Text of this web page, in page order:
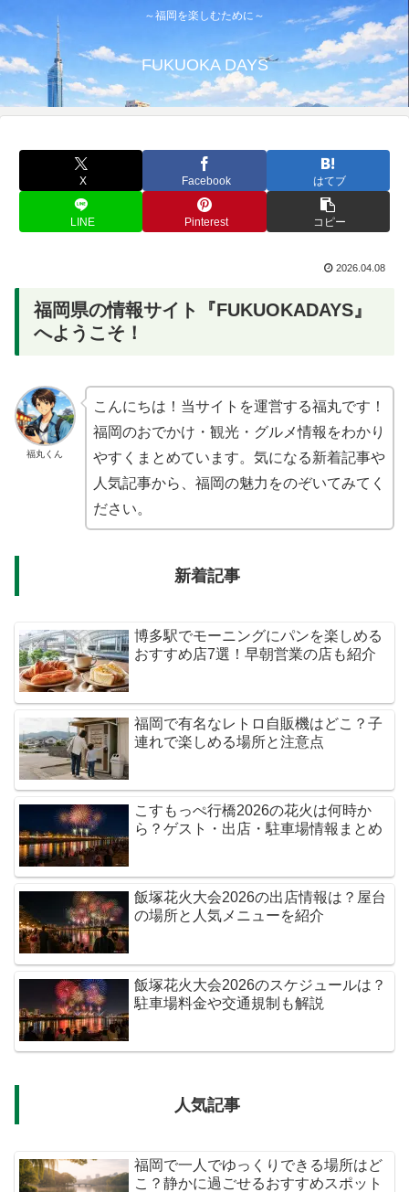
～福岡を楽しむために～
FUKUOKA DAYS
X Facebook はてブ
LINE Pinterest コピー
2026.04.08
福岡県の情報サイト『FUKUOKADAYS』
へようこそ！
福丸くん
こんにちは！当サイトを運営する福丸です！
福岡のおでかけ・観光・グルメ情報をわかり
やすくまとめています。気になる新着記事や
人気記事から、福岡の魅力をのぞいてみてく
ださい。
新着記事
博多駅でモーニングにパンを楽しめる
おすすめ店7選！早朝営業の店も紹介
福岡で有名なレトロ自販機はどこ？子
連れで楽しめる場所と注意点
こすもっぺ行橋2026の花火は何時か
ら？ゲスト・出店・駐車場情報まとめ
飯塚花火大会2026の出店情報は？屋台
の場所と人気メニューを紹介
飯塚花火大会2026のスケジュールは？
駐車場料金や交通規制も解説
人気記事
福岡で一人でゆっくりできる場所はど
こ？静かに過ごせるおすすめスポット